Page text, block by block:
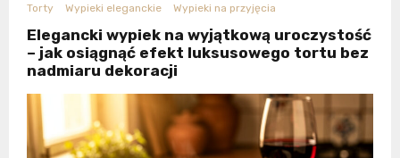
Torty Wypieki eleganckie Wypieki na przyjęcia
Elegancki wypiek na wyjątkową uroczystość
– jak osiągnąć efekt luksusowego tortu bez
nadmiaru dekoracji